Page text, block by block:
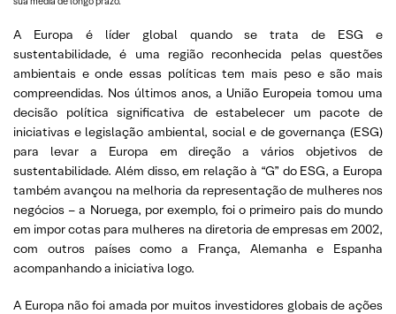
A Europa é líder global quando se trata de ESG e
sustentabilidade, é uma região reconhecida pelas questões
ambientais e onde essas políticas tem mais peso e são mais
compreendidas. Nos últimos anos, a União Europeia tomou uma
decisão política significativa de estabelecer um pacote de
iniciativas e legislação ambiental, social e de governança (ESG)
para levar a Europa em direção a vários objetivos de
sustentabilidade. Além disso, em relação à “G” do ESG, a Europa
também avançou na melhoria da representação de mulheres nos
negócios – a Noruega, por exemplo, foi o primeiro pais do mundo
em impor cotas para mulheres na diretoria de empresas em 2002,
com outros países como a França, Alemanha e Espanha
acompanhando a iniciativa logo.
A Europa não foi amada por muitos investidores globais de ações